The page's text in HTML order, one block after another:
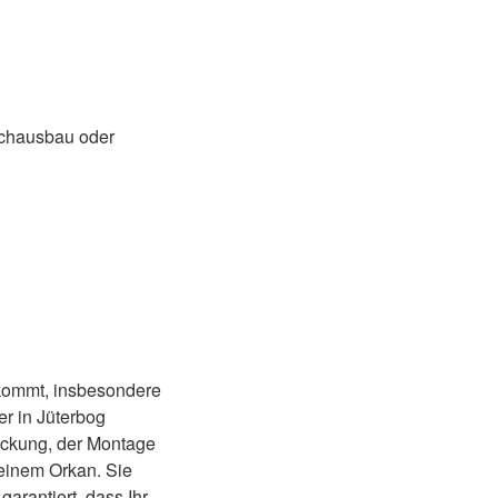
oder
insbesondere
in Jüterbog
der Montage
Orkan. Sie